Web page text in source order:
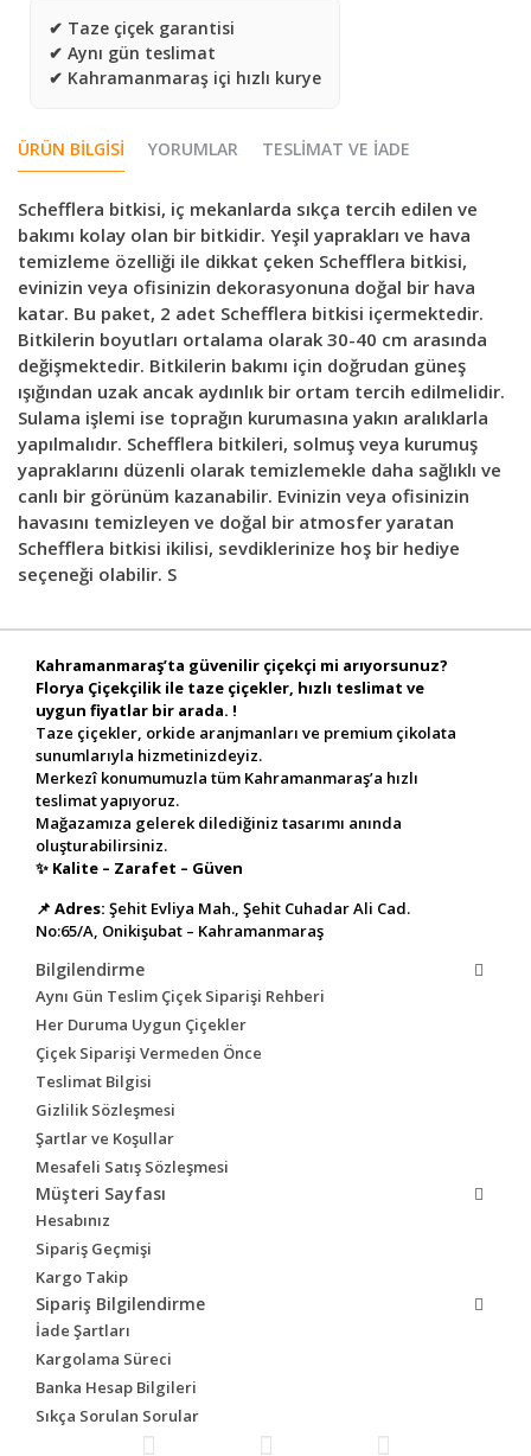
✔ Taze çiçek garantisi
✔ Aynı gün teslimat
✔ Kahramanmaraş içi hızlı kurye
ÜRÜN BILGISI YORUMLAR TESLIMAT VE İADE
Schefflera bitkisi, iç mekanlarda sıkça tercih edilen ve
bakımı kolay olan bir bitkidir. Yeşil yaprakları ve hava
temizleme özelliği ile dikkat çeken Schefflera bitkisi,
evinizin veya ofisinizin dekorasyonuna doğal bir hava
katar. Bu paket, 2 adet Schefflera bitkisi içermektedir.
Bitkilerin boyutları ortalama olarak 30-40 cm arasında
değişmektedir. Bitkilerin bakımı için doğrudan güneş
ışığından uzak ancak aydınlık bir ortam tercih edilmelidir.
Sulama işlemi ise toprağın kurumasına yakın aralıklarla
yapılmalıdır. Schefflera bitkileri, solmuş veya kurumuş
yapraklarını düzenli olarak temizlemekle daha sağlıklı ve
canlı bir görünüm kazanabilir. Evinizin veya ofisinizin
havasını temizleyen ve doğal bir atmosfer yaratan
Schefflera bitkisi ikilisi, sevdiklerinize hoş bir hediye
seçeneği olabilir. S
Kahramanmaraş’ta güvenilir çiçekçi mi arıyorsunuz?
Florya Çiçekçilik ile taze çiçekler, hızlı teslimat ve
uygun fiyatlar bir arada. !
Taze çiçekler, orkide aranjmanları ve premium çikolata
sunumlarıyla hizmetinizdeyiz.
Merkezî konumumuzla tüm Kahramanmaraş’a hızlı
teslimat yapıyoruz.
Mağazamıza gelerek dilediğiniz tasarımı anında
oluşturabilirsiniz.
✨ Kalite – Zarafet – Güven
📌 Adres: Şehit Evliya Mah., Şehit Cuhadar Ali Cad.
No:65/A, Onikişubat – Kahramanmaraş
Bilgilendirme
Aynı Gün Teslim Çiçek Siparişi Rehberi
Her Duruma Uygun Çiçekler
Çiçek Siparişi Vermeden Önce
Teslimat Bilgisi
Gizlilik Sözleşmesi
Şartlar ve Koşullar
Mesafeli Satış Sözleşmesi
Müşteri Sayfası
Hesabınız
Sipariş Geçmişi
Kargo Takip
Sipariş Bilgilendirme
İade Şartları
Kargolama Süreci
Banka Hesap Bilgileri
Sıkça Sorulan Sorular